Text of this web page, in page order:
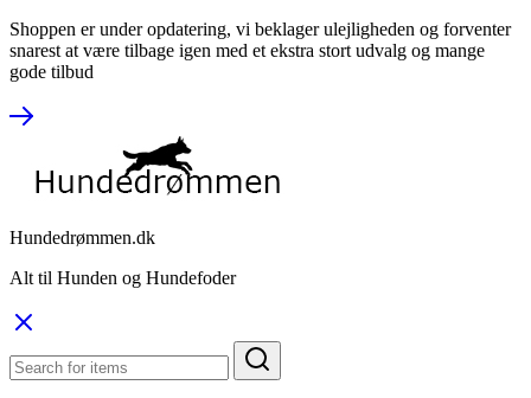
Shoppen er under opdatering, vi beklager ulejligheden og forventer
snarest at være tilbage igen med et ekstra stort udvalg og mange
gode tilbud
Hundedrømmen.dk
Alt til Hunden og Hundefoder